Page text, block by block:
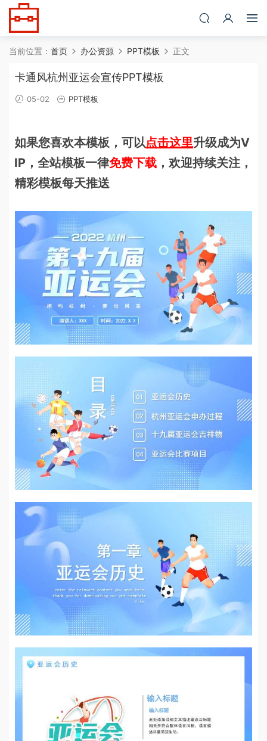
当前位置： 首页 办公资源 PPT模板 正文
卡通风杭州亚运会宣传PPT模板
05-02 PPT模板
如果您喜欢本模板，可以点击这里升级成为V
IP，全站模板一律免费下载 ，欢迎持续关注，
精彩模板每天推送